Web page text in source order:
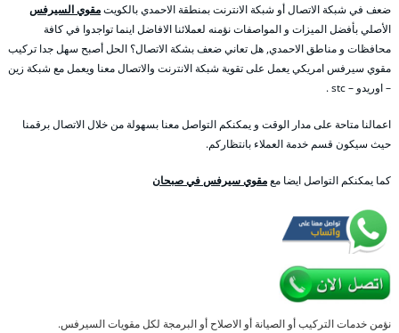
ضعف في شبكة الاتصال أو شبكة الانترنت بمنطقة الاحمدي بالكويتمقوي السيرفس
الأصلي بأفضل الميزات و المواصفات نؤمنه لعملائنا الافاضل اينما تواجدوا في كافة
محافظات و مناطق الاحمدي, هل تعاني ضعف بشكة الاتصال؟ الحل أصبح سهل جدا تركيب
مقوي سيرفس امريكي يعمل على تقوية شبكة الانترنت والاتصال معنا ويعمل مع شبكة زين
– اوريدو – stc .
اعمالنا متاحة على مدار الوقت و يمكنكم التواصل معنا بسهولة من خلال الاتصال برقمنا
حيث سيكون قسم خدمة العملاء بانتظاركم.
كما يمكنكم التواصل ايضا معمقوي سيرفس في صبحان
نؤمن خدمات التركيب أو الصيانة أو الاصلاح أو البرمجة لكل مقويات السيرفس.